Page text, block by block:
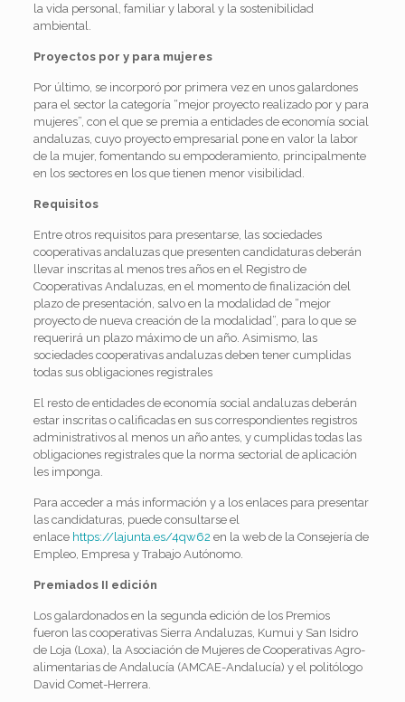
la vida personal, familiar y laboral y la sostenibilidad
ambiental.
Proyectos por y para mujeres
Por último, se incorporó por primera vez en unos galardones
para el sector la categoría “mejor proyecto realizado por y para
mujeres”, con el que se premia a entidades de economía social
andaluzas, cuyo proyecto empresarial pone en valor la labor
de la mujer, fomentando su empoderamiento, principalmente
en los sectores en los que tienen menor visibilidad.
Requisitos
Entre otros requisitos para presentarse, las sociedades
cooperativas andaluzas que presenten candidaturas deberán
llevar inscritas al menos tres años en el Registro de
Cooperativas Andaluzas, en el momento de finalización del
plazo de presentación, salvo en la modalidad de “mejor
proyecto de nueva creación de la modalidad”, para lo que se
requerirá un plazo máximo de un año. Asimismo, las
sociedades cooperativas andaluzas deben tener cumplidas
todas sus obligaciones registrales
El resto de entidades de economía social andaluzas deberán
estar inscritas o calificadas en sus correspondientes registros
administrativos al menos un año antes, y cumplidas todas las
obligaciones registrales que la norma sectorial de aplicación
les imponga.
Para acceder a más información y a los enlaces para presentar
las candidaturas, puede consultarse el
enlace https://lajunta.es/4qw62 en la web de la Consejería de
Empleo, Empresa y Trabajo Autónomo.
Premiados II edición
Los galardonados en la segunda edición de los Premios
fueron las cooperativas Sierra Andaluzas, Kumui y San Isidro
de Loja (Loxa), la Asociación de Mujeres de Cooperativas Agro-
alimentarias de Andalucía (AMCAE-Andalucía) y el politólogo
David Comet-Herrera.